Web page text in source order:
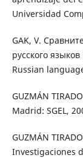
Universidad
GAK, V.
русского
Russian
GUZMÁN
Madrid: SGEL,
GUZMÁN
Investigaciones